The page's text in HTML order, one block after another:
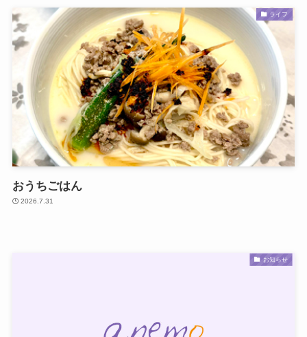
ライフ
おうちごはん
2026.7.31
お知らせ